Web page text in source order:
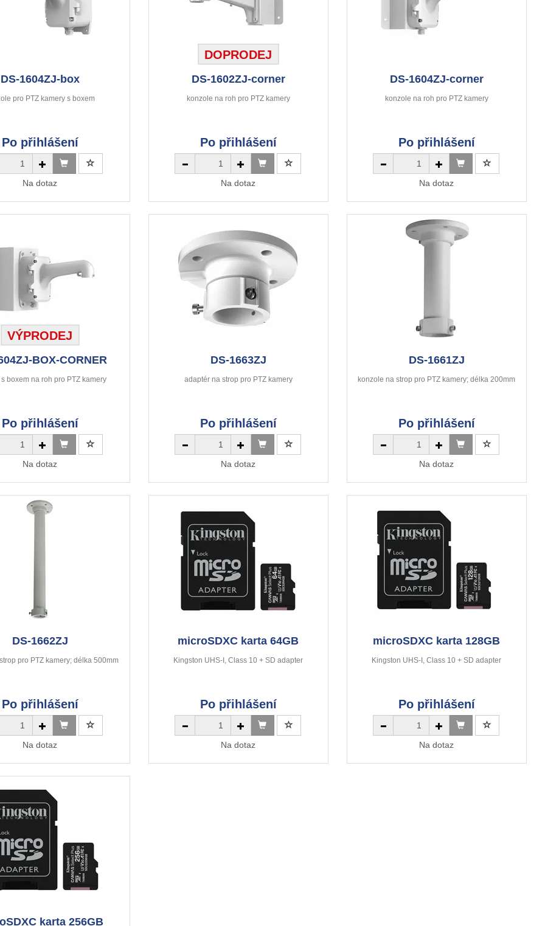
DS-1604ZJ-box
pro PTZ kamery s boxem
Po přihlášení
Na dotaz
DOPRODEJ
DS-1602ZJ-corner
konzole na roh pro PTZ kamery
Po přihlášení
Na dotaz
DS-1604ZJ-corner
konzole na roh pro PTZ kamery
Po přihlášení
Na dotaz
VÝPRODEJ
BOX-CORNER
boxem na roh pro PTZ kamery
Po přihlášení
Na dotaz
DS-1663ZJ
adaptér na strop pro PTZ kamery
Po přihlášení
Na dotaz
DS-1661ZJ
konzole na strop pro PTZ kamery; délka 200mm
Po přihlášení
Na dotaz
DS-1662ZJ
pro PTZ kamery; délka 500mm
Po přihlášení
Na dotaz
microSDXC karta 64GB
Kingston UHS-I, Class 10 + SD adapter
Po přihlášení
Na dotaz
microSDXC karta 128GB
Kingston UHS-I, Class 10 + SD adapter
Po přihlášení
Na dotaz
karta 256GB